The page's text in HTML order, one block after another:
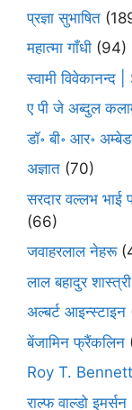
प्रज्ञा सुभाषित
महात्मा गाँधी (94)
स्वामी
ए पी जे अब्दुल
डॉ॰ बी॰ आर॰
अज्ञात (70)
सरदार वल्लभ
(66)
जवाहरलाल नेहरू
लाल बहादुर शास्त्री
अल्बर्ट आइन्स्टाइन
बेंजामिन फ्रैंकलिन
Roy T. Bennett
राल्फ वाल्डो इमर्सन